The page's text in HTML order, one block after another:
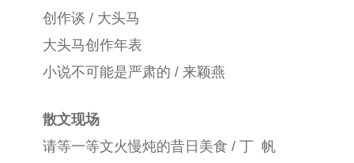
创作谈 / 大头马
大头马创作年表
小说不可能是严肃的 / 来颖燕
散文现场
请等一等文火慢炖的昔日美食 / 丁 帆